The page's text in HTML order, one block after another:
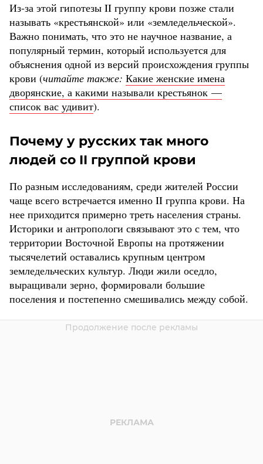
Из-за этой гипотезы II группу крови позже стали
называть «крестьянской» или «земледельческой».
Важно понимать, что это не научное название, а
популярный термин, который используется для
объяснения одной из версий происхождения группы
крови (читайте также: Какие женские имена
дворянские, а какими называли крестьянок —
список вас удивит).
Почему у русских так много
людей со II группой крови
По разным исследованиям, среди жителей России
чаще всего встречается именно II группа крови. На
нее приходится примерно треть населения страны.
Историки и антропологи связывают это с тем, что
территории Восточной Европы на протяжении
тысячелетий оставались крупным центром
земледельческих культур. Люди жили оседло,
выращивали зерно, формировали большие
поселения и постепенно смешивались между собой.